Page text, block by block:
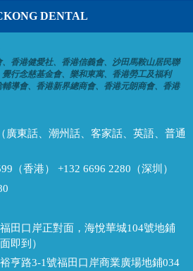
DENTAL
香港健愛社、香港信義會、沙田馬鞍山居民聯
行念慈基金會、樂和東寓、香港勞工及福利
導會、香港新界總商會、香港元朗商會、香港
廣東話、潮州話、客家話、英語、普通
（香港） +132 6696 2280（深圳）
田口岸正對面，海悅華城104號地鋪
即到）
亨路3-1號福田口岸商業廣場地鋪034